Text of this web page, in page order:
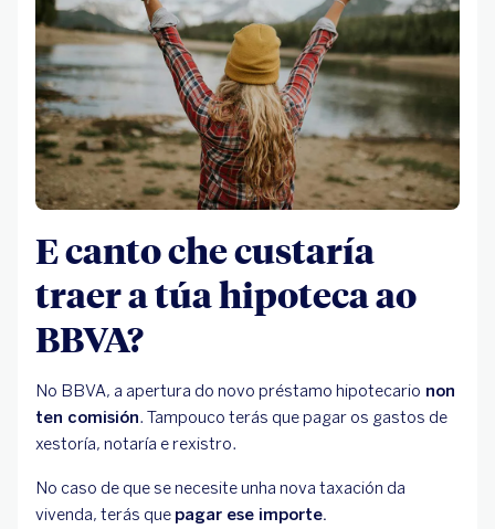
E canto che custaría
traer a túa hipoteca ao
BBVA?
No BBVA, a apertura do novo préstamo hipotecario non
ten comisión. Tampouco terás que pagar os gastos de
xestoría, notaría e rexistro.
No caso de que se necesite unha nova taxación da
vivenda, terás que pagar ese importe.